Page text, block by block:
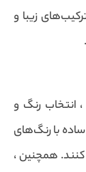
زیبا و
انتخاب رنگ و
با رنگ‌های
کنند. همچنین ،